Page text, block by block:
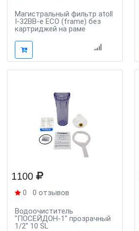
Магистральный фильтр atoll
I-32BB-e ECO (frame) без
картриджей на раме
1100
0 0 отзывов
Водоочиститель
"ПОСЕЙДОН-1" прозрачный
1/2" 10 SL